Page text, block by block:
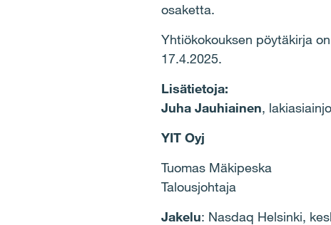
osaketta.
Yhtiökokouksen pöytäkirja
17.4.2025.
Lisätietoja:
Juha Jauhiainen,
YIT Oyj
Tuomas Mäkipeska
Talousjohtaja
Jakelu: Nasdaq Helsinki,